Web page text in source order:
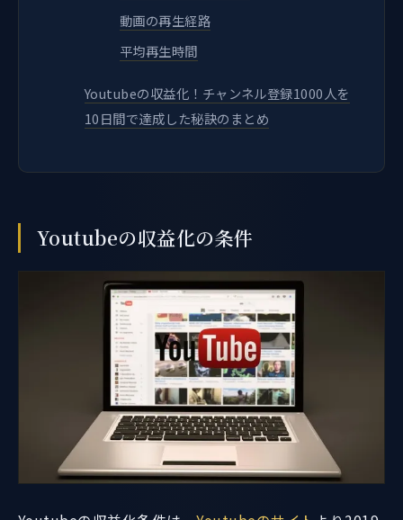
動画の再生経路
平均再生時間
Youtubeの収益化！チャンネル登録1000人を
10日間で達成した秘訣のまとめ
Youtubeの収益化の条件